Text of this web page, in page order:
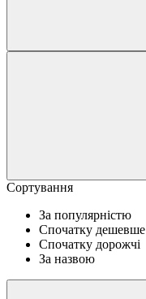
Сортування
За популярністю
Спочатку дешевше
Спочатку дорожчі
За назвою